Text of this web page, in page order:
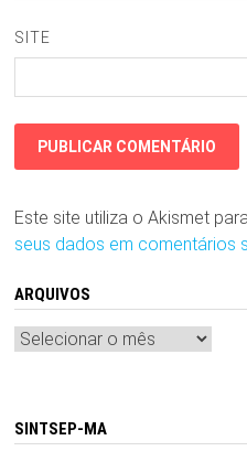
SITE
Este site utiliza o Akismet
seus dados em comentários
ARQUIVOS
Arquivos
SINTSEP-MA